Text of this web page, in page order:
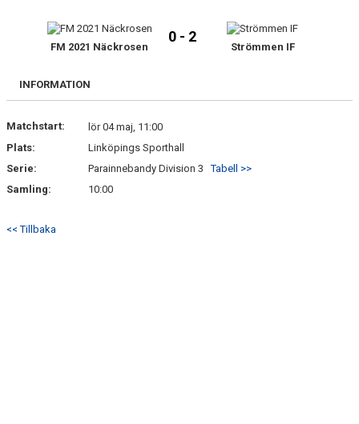
BILDGALLERI
DOKUMENT
FM 2021 Näckrosen
0 - 2
Strömmen IF
INFORMATION
Matchstart:
lör 04 maj, 11:00
Plats:
Linköpings Sporthall
Serie:
Parainnebandy Division 3Tabell >>
Samling:
10:00
<< Tillbaka